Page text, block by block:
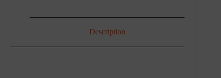
Description